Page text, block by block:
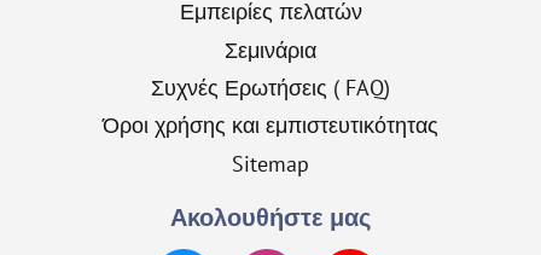
Εμπειρίες πελατών
Σεμινάρια
Συχνές Ερωτήσεις ( FAQ)
Όροι χρήσης και εμπιστευτικότητας
Sitemap
Ακολουθήστε μας